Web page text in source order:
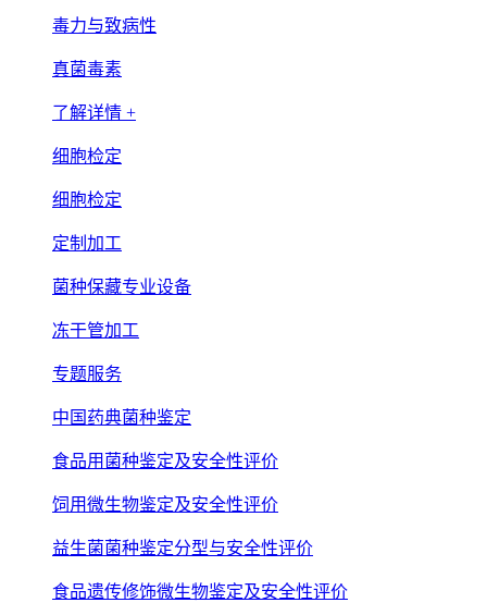
毒力与致病性
真菌毒素
了解详情 +
细胞检定
细胞检定
定制加工
菌种保藏专业设备
冻干管加工
专题服务
中国药典菌种鉴定
食品用菌种鉴定及安全性评价
饲用微生物鉴定及安全性评价
益生菌菌种鉴定分型与安全性评价
食品遗传修饰微生物鉴定及安全性评价